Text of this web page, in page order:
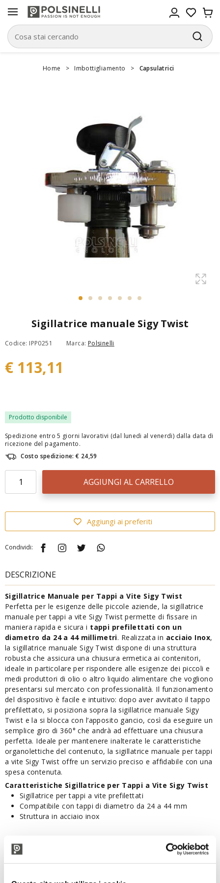
Home > Imbottigliamento > Capsulatrici
Sigillatrice manuale Sigy Twist
Codice: IPP0251 Marca: Polsinelli
€ 113,11
Prodotto disponibile
Spedizione entro 5 giorni lavorativi (dal lunedi al venerdi) dalla data di
ricezione del pagamento.
Costo spedizione: € 24,59
AGGIUNGI AL CARRELLO
Aggiungi ai preferiti
Condividi:
DESCRIZIONE
Sigillatrice Manuale per Tappi a Vite Sigy Twist
Perfetta per le esigenze delle piccole aziende, la sigillatrice
manuale per tappi a vite Sigy Twist permette di fissare in
maniera rapida e sicura i tappi prefilettati con un
diametro da 24 a 44 millimetri. Realizzata in acciaio Inox,
la sigillatrice manuale Sigy Twist dispone di una struttura
robusta che assicura una chiusura ermetica ai contenitori,
ideale in particolare per rispondere alle esigenze dei piccoli e
medi produttori di olio o altro liquido alimentare che vogliono
presentarsi sul mercato con professionalità. Il funzionamento
del dispositivo è facile e intuitivo: dopo aver avvitato il tappo
prefilettato, si posiziona sopra la sigillatrice manuale Sigy
Twist e la si blocca con l’apposito gancio, così da eseguire un
semplice giro di 360° che andrà ad effettuare una chiusura
perfetta. Ideale per mantenere inalterate le caratteristiche
organolettiche del contenuto, la sigillatrice manuale per tappi
a vite Sigy Twist offre un servizio preciso e affidabile con una
spesa contenuta.
Caratteristiche Sigillatrice per Tappi a Vite Sigy Twist
Sigillatrice per tappi a vite prefilettati
Compatibile con tappi di diametro da 24 a 44 mm
Struttura in acciaio inox
DESCRIZIONE TECNICA
Tappo a vite dorato ⌀24